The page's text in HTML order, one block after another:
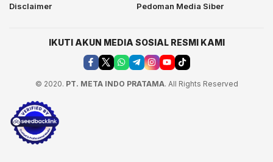
Disclaimer
Pedoman Media Siber
IKUTI AKUN MEDIA SOSIAL RESMI KAMI
© 2020. PT. META INDO PRATAMA. All Rights Reserved